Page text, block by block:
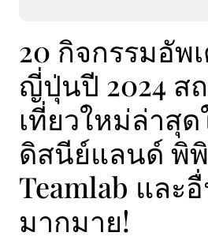
20 กิจกรรมอัพ
ญี่ปุ่นปี 2024 ส
เที่ยวใหม่ล่าสุด
ดิสนีย์แลนด์
Teamlab และ
มากมาย!